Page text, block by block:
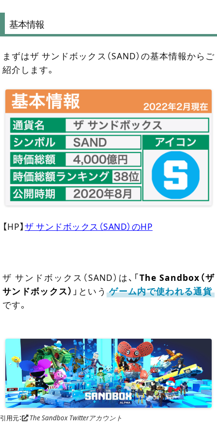
基本情報
まずはザ サンドボックス（SAND）の基本情報からご
紹介します。
【HP】ザ サンドボックス（SAND）のHP
ザ サンドボックス（SAND）は、「The Sandbox（ザ
サンドボックス） 」という ゲーム内で使われる通貨
です。
引用元： The Sandbox Twitterアカウント